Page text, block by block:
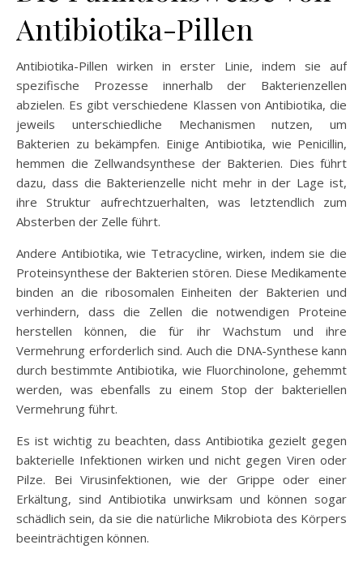
Antibiotika-Pillen
Antibiotika-Pillen wirken in erster Linie, indem sie auf
spezifische Prozesse innerhalb der Bakterienzellen
abzielen. Es gibt verschiedene Klassen von Antibiotika, die
jeweils unterschiedliche Mechanismen nutzen, um
Bakterien zu bekämpfen. Einige Antibiotika, wie Penicillin,
hemmen die Zellwandsynthese der Bakterien. Dies führt
dazu, dass die Bakterienzelle nicht mehr in der Lage ist,
ihre Struktur aufrechtzuerhalten, was letztendlich zum
Absterben der Zelle führt.
Andere Antibiotika, wie Tetracycline, wirken, indem sie die
Proteinsynthese der Bakterien stören. Diese Medikamente
binden an die ribosomalen Einheiten der Bakterien und
verhindern, dass die Zellen die notwendigen Proteine
herstellen können, die für ihr Wachstum und ihre
Vermehrung erforderlich sind. Auch die DNA-Synthese kann
durch bestimmte Antibiotika, wie Fluorchinolone, gehemmt
werden, was ebenfalls zu einem Stop der bakteriellen
Vermehrung führt.
Es ist wichtig zu beachten, dass Antibiotika gezielt gegen
bakterielle Infektionen wirken und nicht gegen Viren oder
Pilze. Bei Virusinfektionen, wie der Grippe oder einer
Erkältung, sind Antibiotika unwirksam und können sogar
schädlich sein, da sie die natürliche Mikrobiota des Körpers
beeinträchtigen können.